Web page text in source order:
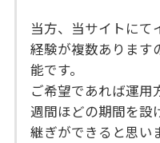
当方、当サイトにて
経験が複数あります
能です。
ご希望であれば運用
週間ほどの期間を設
継ぎができると思い